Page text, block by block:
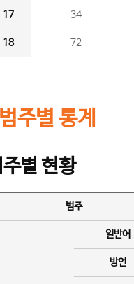
17 34
18 72
범주별 통계
주별 현황
범주
일반어
방언